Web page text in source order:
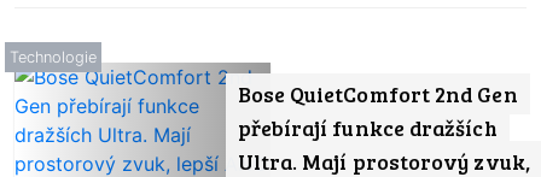
Bose QuietComfort 2nd Gen
přebírají funkce dražších
Ultra. Mají prostorový zvuk,
Technologie